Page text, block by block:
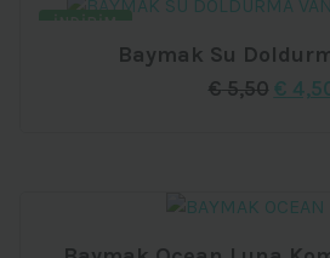
Baymak Su
€5,50 €